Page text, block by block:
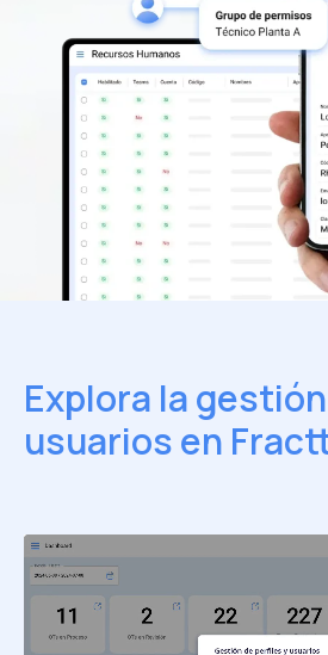
Explora la
usuariosen